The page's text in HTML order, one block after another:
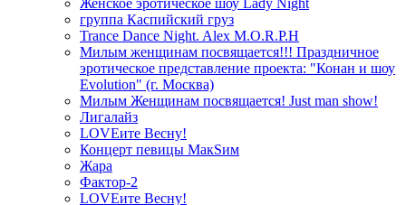
Женское эротическое шоу Lady Night
группа Каспийский груз
Trance Dance Night. Alex M.O.R.P.H
Милым женщинам посвящается!!! Праздничное
эротическое представление проекта: "Конан и шоу
Evolution" (г. Москва)
Милым Женщинам посвящается! Just man show!
Лигалайз
LOVEите Весну!
Концерт певицы МакSим
Жара
Фактор-2
LOVEите Весну!